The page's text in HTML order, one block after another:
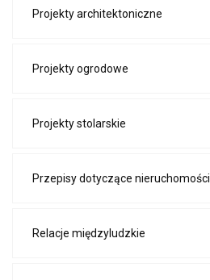
Projekty architektoniczne
Projekty ogrodowe
Projekty stolarskie
Przepisy dotyczące nieruchomości
Relacje międzyludzkie